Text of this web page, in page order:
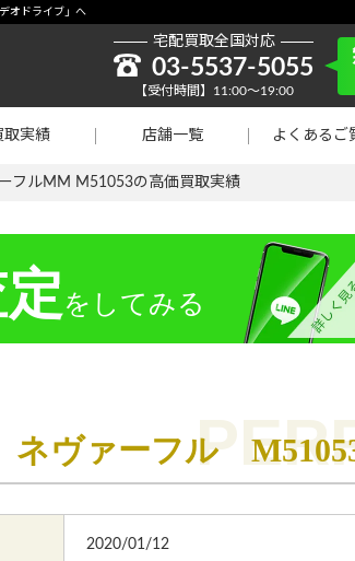
オドライブ」へ
宅配買取全国対応
03-5537-5055
【受付時間】11:00～19:00
取実績 店舗一覧 よくあるご
フルMM M51053の高価買取実績
をしてみる
ヴァーフル
2020/01/12